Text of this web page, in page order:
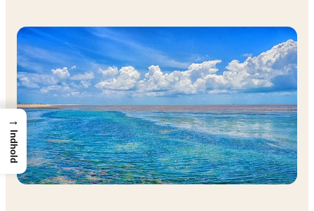
→
Indhold